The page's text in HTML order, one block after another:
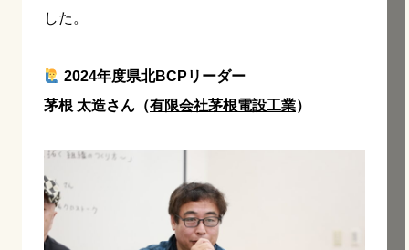
した。
2024年度県北BCPリーダー
茅根 太造さん（有限会社茅根電設工業）